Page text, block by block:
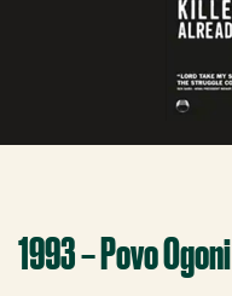
1993 – Povo Ogoni